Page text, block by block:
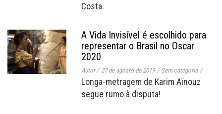
Costa.
A Vida Invisível é escolhido para
representar o Brasil no Oscar
2020
Autor/ 27 de agosto de 2019 / Sem categoria /
Longa-metragem de Karim Aïnouz
segue rumo à disputa!